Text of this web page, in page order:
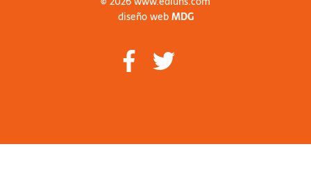
diseño webMDG